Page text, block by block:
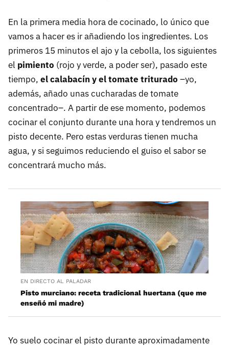
En la primera media hora de cocinado, lo único que
vamos a hacer es ir añadiendo los ingredientes. Los
primeros 15 minutos el ajo y la cebolla, los siguientes
el pimiento (rojo y verde, a poder ser), pasado este
tiempo, el calabacín y el tomate triturado –yo,
además, añado unas cucharadas de tomate
concentrado–. A partir de ese momento, podemos
cocinar el conjunto durante una hora y tendremos un
pisto decente. Pero estas verduras tienen mucha
agua, y si seguimos reduciendo el guiso el sabor se
concentrará mucho más.
EN DIRECTO AL PALADAR
Pisto murciano: receta tradicional huertana (que me
enseñó mi madre)
Yo suelo cocinar el pisto durante aproximadamente